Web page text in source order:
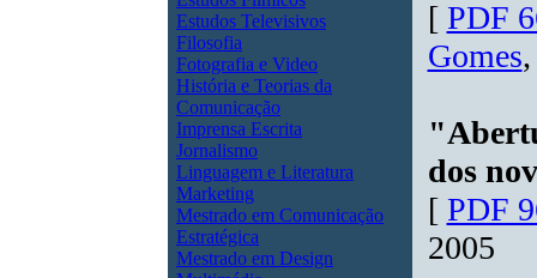
Estudos Televisivos
Filosofia
Fotografia e Video
História e Teorias da
Comunicação
Imprensa Escrita
Jornalismo
Linguagem e Literatura
Marketing
Mestrado em Comunicação
Estratégica
Mestrado em Design
[ PDF
Gomes
dos
[ PDF
2005